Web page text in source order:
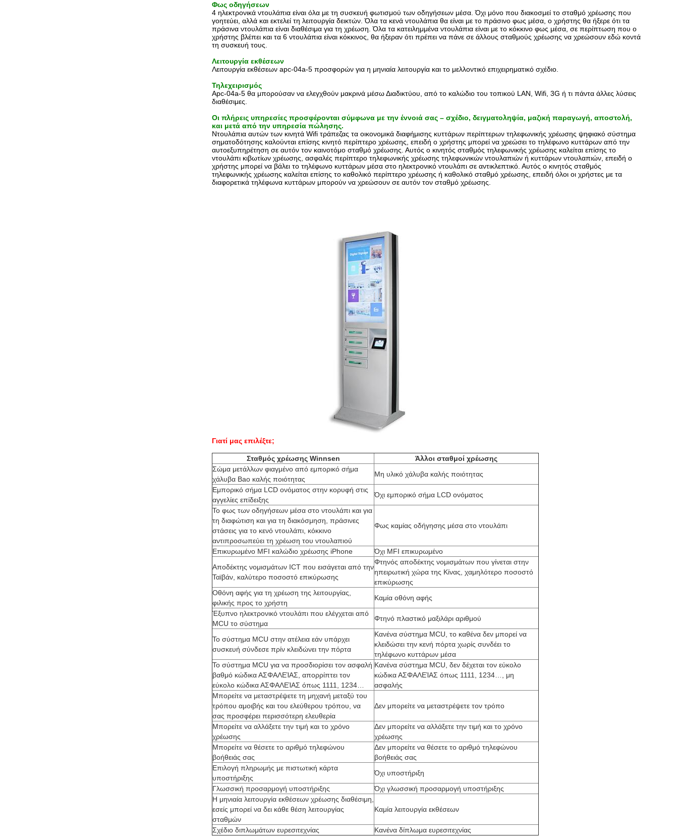
Φως οδηγήσεων
4 ηλεκτρονικά ντουλάπια είναι όλα με τη συσκευή φωτισμού των οδηγήσεων μέσα. Όχι μόνο που διακοσμεί το σταθμό χρέωσης που
γοητεύει, αλλά και εκτελεί τη λειτουργία δεικτών. Όλα τα κενά ντουλάπια θα είναι με το πράσινο φως μέσα, ο χρήστης θα ήξερε ότι τα
πράσινα ντουλάπια είναι διαθέσιμα για τη χρέωση. Όλα τα κατειλημμένα ντουλάπια είναι με το κόκκινο φως μέσα, σε περίπτωση που ο
χρήστης βλέπει και τα 6 ντουλάπια είναι κόκκινος, θα ήξεραν ότι πρέπει να πάνε σε άλλους σταθμούς χρέωσης να χρεώσουν εδώ κοντά
τη συσκευή τους.
Λειτουργία εκθέσεων
Λειτουργία εκθέσεων apc-04a-5 προσφορών για η μηνιαία λειτουργία και το μελλοντικό επιχειρηματικό σχέδιο.
Τηλεχειρισμός
Apc-04a-5 θα μπορούσαν να ελεγχθούν μακρινά μέσω Διαδικτύου, από το καλώδιο του τοπικού LAN, Wifi, 3G ή τι πάντα άλλες λύσεις
διαθέσιμες.
Οι πλήρεις υπηρεσίες προσφέρονται σύμφωνα με την έννοιά σας – σχέδιο, δειγματοληψία, μαζική παραγωγή, αποστολή,
και μετά από την υπηρεσία πώλησης.
Ντουλάπια αυτών των κινητά Wifi τράπεζας τα οικονομικά διαφήμισης κυττάρων περίπτερων τηλεφωνικής χρέωσης ψηφιακό σύστημα
σηματοδότησης καλούνται επίσης κινητό περίπτερο χρέωσης, επειδή ο χρήστης μπορεί να χρεώσει το τηλέφωνο κυττάρων από την
αυτοεξυπηρέτηση σε αυτόν τον καινοτόμο σταθμό χρέωσης. Αυτός ο κινητός σταθμός τηλεφωνικής χρέωσης καλείται επίσης το
ντουλάπι κιβωτίων χρέωσης, ασφαλές περίπτερο τηλεφωνικής χρέωσης τηλεφωνικών ντουλαπιών ή κυττάρων ντουλαπιών, επειδή ο
χρήστης μπορεί να βάλει το τηλέφωνο κυττάρων μέσα στο ηλεκτρονικό ντουλάπι σε αντικλεπτικό. Αυτός ο κινητός σταθμός
τηλεφωνικής χρέωσης καλείται επίσης το καθολικό περίπτερο χρέωσης ή καθολικό σταθμό χρέωσης, επειδή όλοι οι χρήστες με τα
διαφορετικά τηλέφωνα κυττάρων μπορούν να χρεώσουν σε αυτόν τον σταθμό χρέωσης.
Γιατί μας επιλέξτε;
Σταθμός χρέωσης Winnsen
Άλλοι σταθμοί χρέωσης
Σώμα μετάλλων φιαγμένο από εμπορικό σήμα
χάλυβα Bao καλής ποιότητας
Μη υλικό χάλυβα καλής ποιότητας
Εμπορικό σήμα LCD ονόματος στην κορυφή στις
αγγελίες επίδειξης
Όχι εμπορικό σήμα LCD ονόματος
Το φως των οδηγήσεων μέσα στο ντουλάπι και για
τη διαφώτιση και για τη διακόσμηση, πράσινες
στάσεις για το κενό ντουλάπι, κόκκινο
αντιπροσωπεύει τη χρέωση του ντουλαπιού
Φως καμίας οδήγησης μέσα στο ντουλάπι
Επικυρωμένο MFI καλώδιο χρέωσης iPhone
Όχι MFI επικυρωμένο
Αποδέκτης νομισμάτων ICT που εισάγεται από την
Ταϊβάν, καλύτερο ποσοστό επικύρωσης
Φτηνός αποδέκτης νομισμάτων που γίνεται στην
ηπειρωτική χώρα της Κίνας, χαμηλότερο ποσοστό
επικύρωσης
Οθόνη αφής για τη χρέωση της λειτουργίας,
φιλικής προς το χρήστη
Καμία οθόνη αφής
Έξυπνο ηλεκτρονικό ντουλάπι που ελέγχεται από
MCU το σύστημα
Φτηνό πλαστικό μαξιλάρι αριθμού
Το σύστημα MCU στην ατέλεια εάν υπάρχει
συσκευή σύνδεσε πρίν κλειδώνει την πόρτα
Κανένα σύστημα MCU, το καθένα δεν μπορεί να
κλειδώσει την κενή πόρτα χωρίς συνδέει το
τηλέφωνο κυττάρων μέσα
Το σύστημα MCU για να προσδιορίσει τον ασφαλή
βαθμό κώδικα ΑΣΦΑΛΕΊΑΣ, απορρίπτει τον
εύκολο κώδικα ΑΣΦΑΛΕΊΑΣ όπως 1111, 1234…
Κανένα σύστημα MCU, δεν δέχεται τον εύκολο
κώδικα ΑΣΦΑΛΕΊΑΣ όπως 1111, 1234…, μη
ασφαλής
Μπορείτε να μεταστρέψετε τη μηχανή μεταξύ του
τρόπου αμοιβής και του ελεύθερου τρόπου, να
σας προσφέρει περισσότερη ελευθερία
Δεν μπορείτε να μεταστρέψετε τον τρόπο
Μπορείτε να αλλάξετε την τιμή και το χρόνο
χρέωσης
Δεν μπορείτε να αλλάξετε την τιμή και το χρόνο
χρέωσης
Μπορείτε να θέσετε το αριθμό τηλεφώνου
βοήθειάς σας
Δεν μπορείτε να θέσετε το αριθμό τηλεφώνου
βοήθειάς σας
Επιλογή πληρωμής με πιστωτική κάρτα
υποστήριξης
Όχι υποστήριξη
Γλωσσική προσαρμογή υποστήριξης
Όχι γλωσσική προσαρμογή υποστήριξης
Η μηνιαία λειτουργία εκθέσεων χρέωσης διαθέσιμη,
εσείς μπορεί να δει κάθε θέση λειτουργίας
σταθμών
Καμία λειτουργία εκθέσεων
Σχέδιο διπλωμάτων ευρεσιτεχνίας Κανένα δίπλωμα ευρεσιτεχνίας